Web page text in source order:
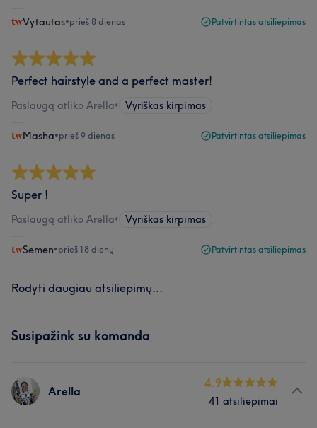
Vytautas•prieš 8 dienas Patvirtintas atsiliepimas
Perfect hairstyle and a perfect master!
Paslaugą atliko Arella• Vyriškas kirpimas
Masha•prieš 9 dienas Patvirtintas atsiliepimas
Super !
Paslaugą atliko Arella• Vyriškas kirpimas
Semen•prieš 18 dienų Patvirtintas atsiliepimas
Rodyti daugiau atsiliepimų...
Susipažink su komanda
Arella
4.9
41 atsiliepimai